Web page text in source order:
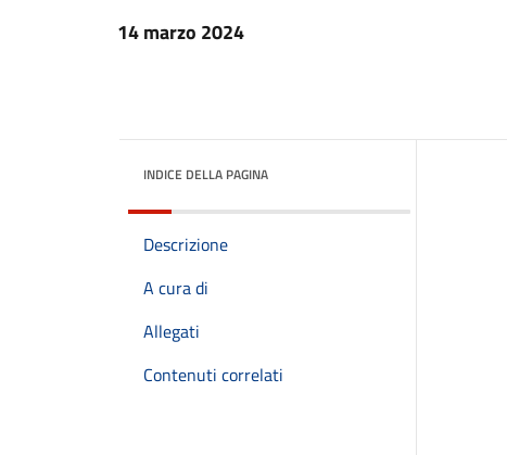
14 marzo 2024
INDICE DELLA PAGINA
Descrizione
A cura di
Allegati
Contenuti correlati